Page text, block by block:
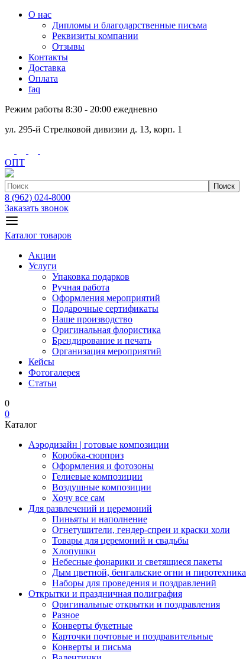
О нас
Дипломы и благодарственные письма
Реквизиты компании
Отзывы
Контакты
Доставка
Оплата
faq
Режим работы 8:30 - 20:00 ежедневно
ул. 295-й Стрелковой дивизии д. 13, корп. 1
ОПТ
Поиск
8 (962) 024-8000
Заказать звонок
Каталог товаров
Акции
Услуги
Упаковка подарков
Ручная работа
Оформления мероприятий
Подарочные сертификаты
Наше производство
Оригинальная флористика
Брендирование и печать
Организация мероприятий
Кейсы
Фотогалерея
Статьи
0
0
Каталог
Аэродизайн | готовые композиции
Коробка-сюрприз
Оформления и фотозоны
Гелиевые композиции
Воздушные композиции
Хочу все сам
Для развлечений и церемоний
Пиньяты и наполнение
Огнетушители, гендер-спреи и краски холи
Товары для церемоний и свадьбы
Хлопушки
Небесные фонарики и светящиеся пакеты
Дым цветной, бенгальские огни и пиротехника
Наборы для проведения и поздравлений
Открытки и праздничная полиграфия
Оригинальные открытки и поздравления
Разное
Конверты букетные
Карточки почтовые и поздравительные
Конверты и письма